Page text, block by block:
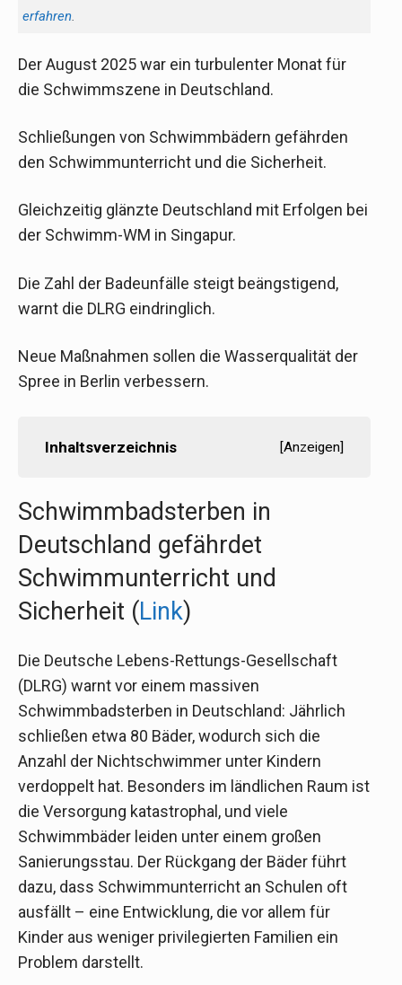
erfahren.
Der August 2025 war ein turbulenter Monat für
die Schwimmszene in Deutschland.
Schließungen von Schwimmbädern gefährden
den Schwimmunterricht und die Sicherheit.
Gleichzeitig glänzte Deutschland mit Erfolgen bei
der Schwimm-WM in Singapur.
Die Zahl der Badeunfälle steigt beängstigend,
warnt die DLRG eindringlich.
Neue Maßnahmen sollen die Wasserqualität der
Spree in Berlin verbessern.
Inhaltsverzeichnis [Anzeigen]
Schwimmbadsterben in
Deutschland gefährdet
Schwimmunterricht und
Sicherheit (Link)
Die Deutsche Lebens-Rettungs-Gesellschaft
(DLRG) warnt vor einem massiven
Schwimmbadsterben in Deutschland: Jährlich
schließen etwa 80 Bäder, wodurch sich die
Anzahl der Nichtschwimmer unter Kindern
verdoppelt hat. Besonders im ländlichen Raum ist
die Versorgung katastrophal, und viele
Schwimmbäder leiden unter einem großen
Sanierungsstau. Der Rückgang der Bäder führt
dazu, dass Schwimmunterricht an Schulen oft
ausfällt – eine Entwicklung, die vor allem für
Kinder aus weniger privilegierten Familien ein
Problem darstellt.